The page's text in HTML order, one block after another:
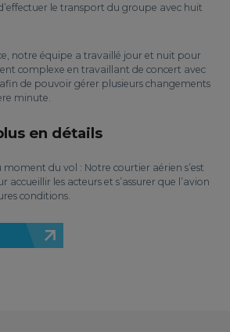
le transport du groupe avec huit
notre équipe a travaillé jour et nuit pour
complexe en travaillant de concert avec
de pouvoir gérer plusieurs changements
minute.
en détails
du vol : Notre courtier aérien s’est
accueillir les acteurs et s’assurer que l’avion
conditions.